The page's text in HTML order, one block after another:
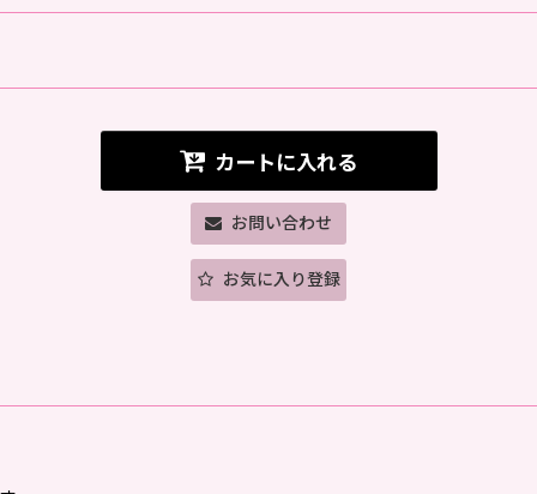
カートに入れる
お問い合わせ
お気に入り登録